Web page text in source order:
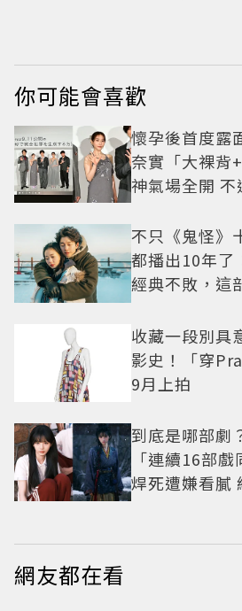
你可能會喜歡
懷孕後首度露
奈實「大裸背
神氣場全開
不只《鬼怪》
都播出10年了
經典不敗，這
收藏一段別具
影史！「穿
9月上拍
到底是哪部劇
「連續16部
焊死遭嫌看膩
網友都在看